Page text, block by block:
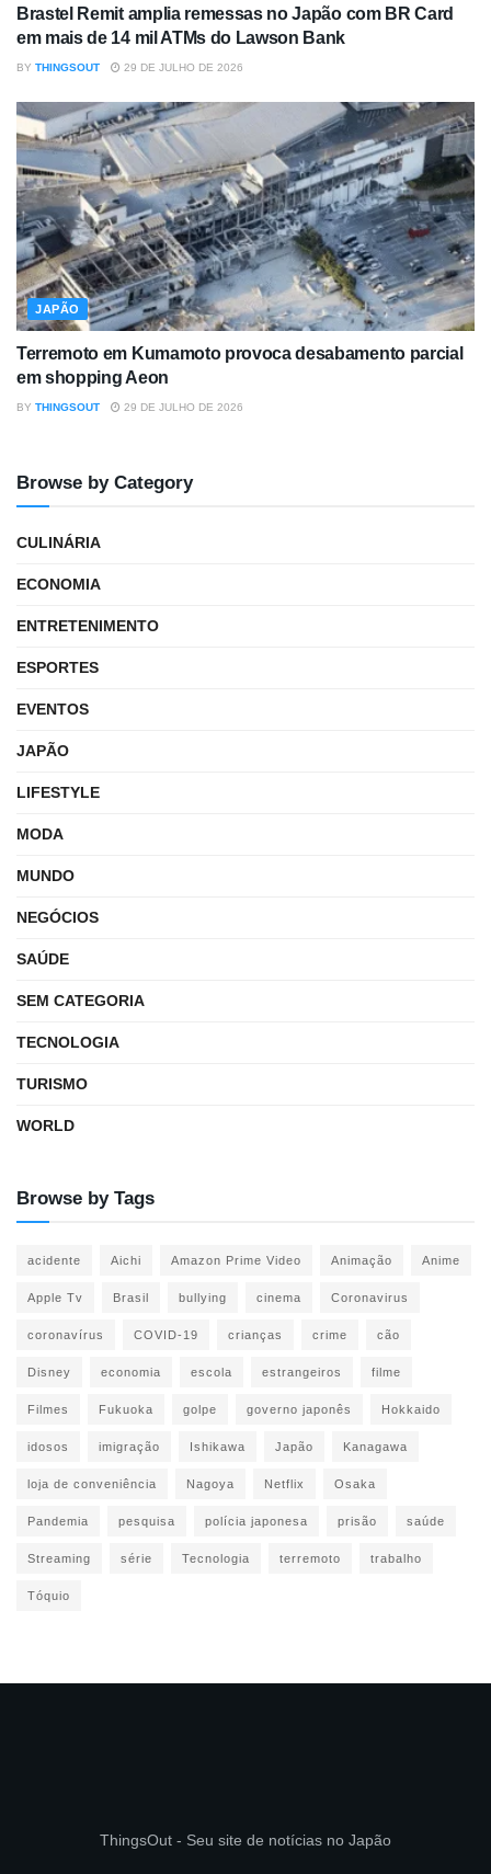
Brastel Remit amplia remessas no Japão com BR Card
em mais de 14 mil ATMs do Lawson Bank
BY THINGSOUT 29 DE JULHO DE 2026
JAPÃO
Terremoto em Kumamoto provoca desabamento parcial
em shopping Aeon
BY THINGSOUT 29 DE JULHO DE 2026
Browse by Category
CULINÁRIA
ECONOMIA
ENTRETENIMENTO
ESPORTES
EVENTOS
JAPÃO
LIFESTYLE
MODA
MUNDO
NEGÓCIOS
SAÚDE
SEM CATEGORIA
TECNOLOGIA
TURISMO
WORLD
Browse by Tags
acidente Aichi Amazon Prime Video Animação Anime
Apple Tv Brasil bullying cinema Coronavirus
coronavírus COVID-19 crianças crime cão
Disney economia escola estrangeiros filme
Filmes Fukuoka golpe governo japonês Hokkaido
idosos imigração Ishikawa Japão Kanagawa
loja de conveniência Nagoya Netflix Osaka
Pandemia pesquisa polícia japonesa prisão saúde
Streaming série Tecnologia terremoto trabalho
Tóquio
ThingsOut - Seu site de notícias no Japão